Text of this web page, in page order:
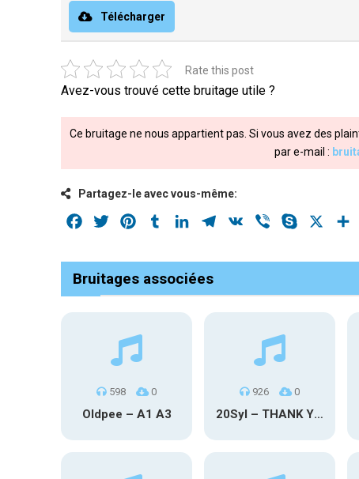
Télécharger
Rate this post
Avez-vous trouvé cette bruitage utile ?
Ce bruitage ne nous appartient pas. Si vous avez des
par e-mail :
Partagez-le avec vous-même:
Facebook
Twitter PinterestTumblrLinkedInTelegram
VK Viber Skype
Bruitages associées
598 0
Oldpee – A1 A3
926 0
20Syl – THANK YOU